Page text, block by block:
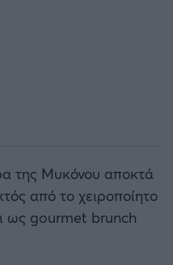
της Μυκόνου αποκτά
από το χειροποίητο
ως gourmet brunch